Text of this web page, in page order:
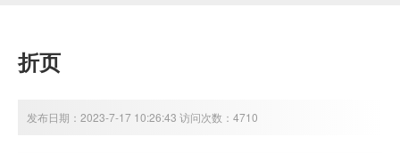
折页
发布日期：2023-7-17 10:26:43 访问次数：4710